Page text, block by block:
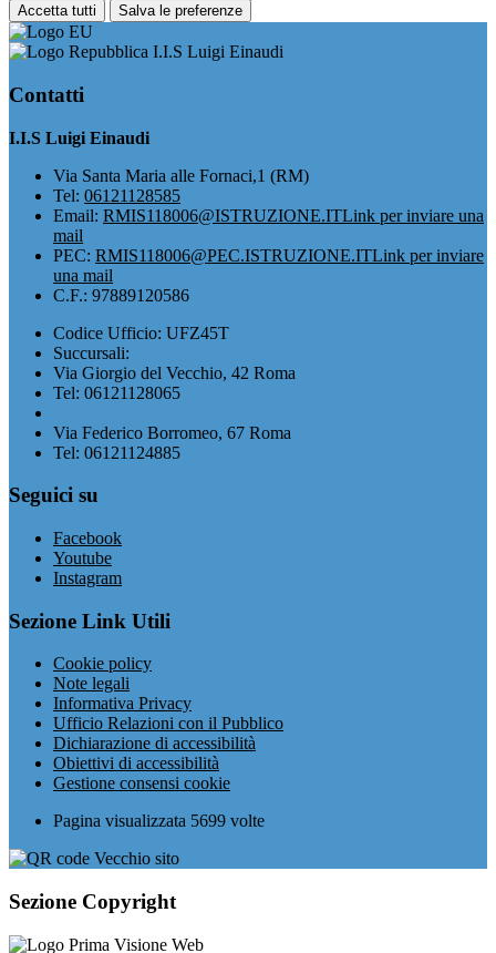
Accetta tutti Salva le preferenze
I.I.S Luigi Einaudi
Contatti
I.I.S Luigi Einaudi
Via Santa Maria alle Fornaci,1 (RM)
Tel: 06121128585
Email: RMIS118006@ISTRUZIONE.ITLink per inviare una
mail
PEC: RMIS118006@PEC.ISTRUZIONE.ITLink per inviare
una mail
C.F.: 97889120586
Codice Ufficio: UFZ45T
Succursali:
Via Giorgio del Vecchio, 42 Roma
Tel: 06121128065
Via Federico Borromeo, 67 Roma
Tel: 06121124885
Seguici su
Facebook
Youtube
Instagram
Sezione Link Utili
Cookie policy
Note legali
Informativa Privacy
Ufficio Relazioni con il Pubblico
Dichiarazione di accessibilità
Obiettivi di accessibilità
Gestione consensi cookie
Pagina visualizzata 5699 volte
Sezione Copyright